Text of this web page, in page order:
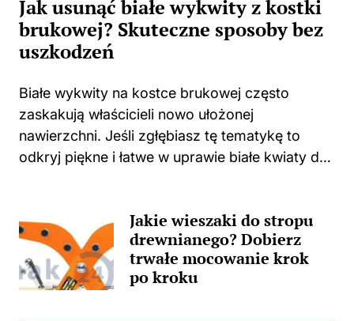
Jak usunąć białe wykwity z kostki
brukowej? Skuteczne sposoby bez
uszkodzeń
Białe wykwity na kostce brukowej często
zaskakują właścicieli nowo ułożonej
nawierzchni. Jeśli zgłębiasz tę tematykę to
odkryj piękne i łatwe w uprawie białe kwiaty do
położona kostka zaczyna...Jakie wieszaki do stropu
drewnianego? Dobierz
trwałe mocowanie krok
po kroku